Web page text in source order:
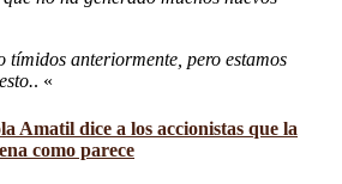
tímidos anteriormente, pero estamos
. «
Amatil dice a los accionistas que la
como parece